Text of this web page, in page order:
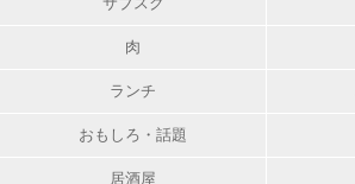
肉
ランチ
おもしろ・話題
居酒屋